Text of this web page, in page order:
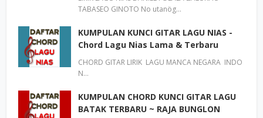
TABASEO GINOTO No utanög…
KUMPULAN KUNCI GITAR LAGU NIAS -
Chord Lagu Nias Lama & Terbaru
CHORD GITAR LIRIK LAGU MANCA NEGARA INDO
N…
KUMPULAN CHORD KUNCI GITAR LAGU
BATAK TERBARU ~ RAJA BUNGLON